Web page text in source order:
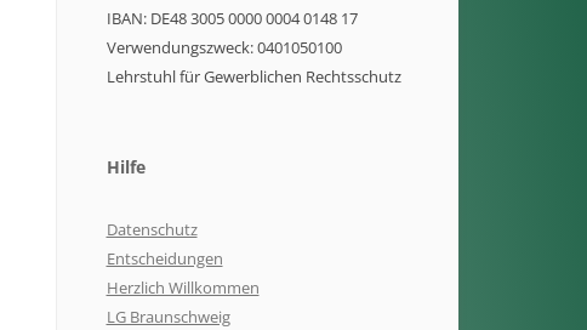
IBAN: DE48 3005 0000 0004 0148 17
Verwendungszweck: 0401050100
Lehrstuhl für Gewerblichen Rechtsschutz
Hilfe
Datenschutz
Entscheidungen
Herzlich Willkommen
LG Braunschweig